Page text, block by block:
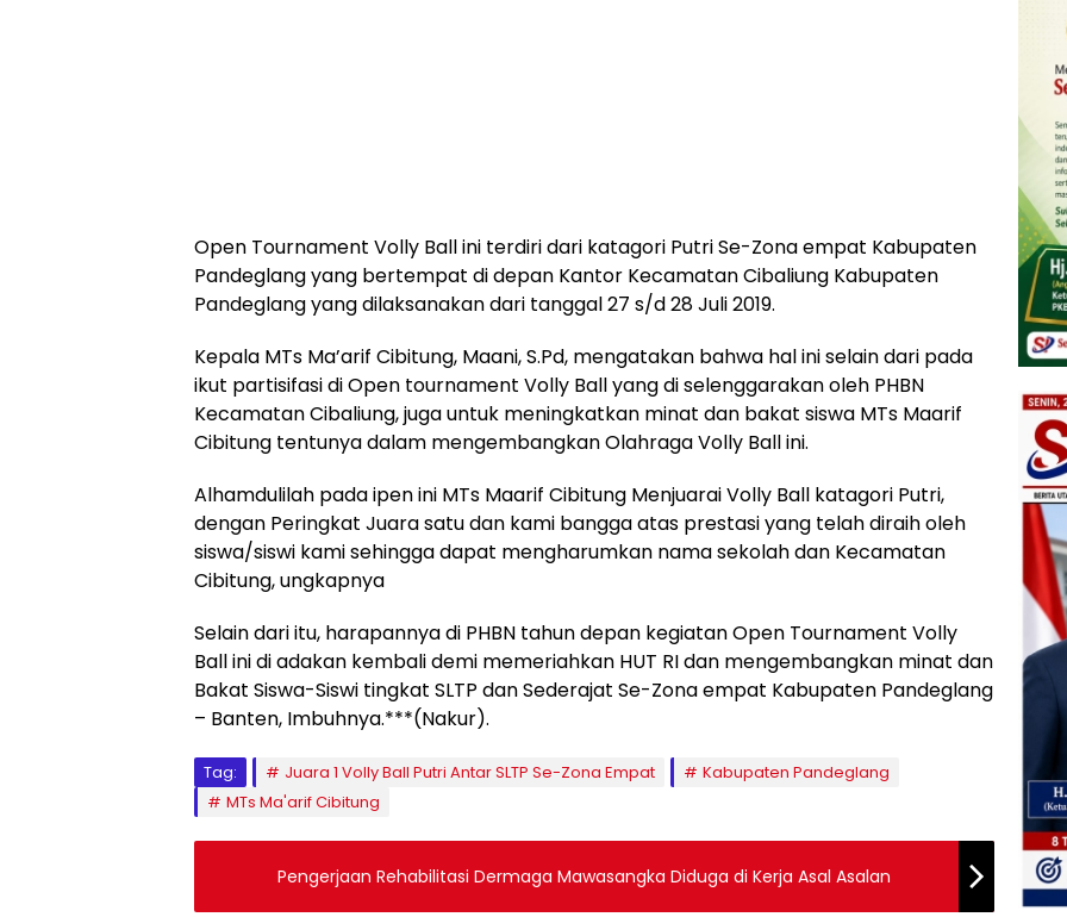
Open Tournament Volly Ball ini terdiri dari katagori Putri Se-Zona empat Kabupaten
Pandeglang yang bertempat di depan Kantor Kecamatan Cibaliung Kabupaten
Pandeglang yang dilaksanakan dari tanggal 27 s/d 28 Juli 2019.
Kepala MTs Ma’arif Cibitung, Maani, S.Pd, mengatakan bahwa hal ini selain dari pada
ikut partisifasi di Open tournament Volly Ball yang di selenggarakan oleh PHBN
Kecamatan Cibaliung, juga untuk meningkatkan minat dan bakat siswa MTs Maarif
Cibitung tentunya dalam mengembangkan Olahraga Volly Ball ini.
Alhamdulilah pada ipen ini MTs Maarif Cibitung Menjuarai Volly Ball katagori Putri,
dengan Peringkat Juara satu dan kami bangga atas prestasi yang telah diraih oleh
siswa/siswi kami sehingga dapat mengharumkan nama sekolah dan Kecamatan
Cibitung, ungkapnya
Selain dari itu, harapannya di PHBN tahun depan kegiatan Open Tournament Volly
Ball ini di adakan kembali demi memeriahkan HUT RI dan mengembangkan minat dan
Bakat Siswa-Siswi tingkat SLTP dan Sederajat Se-Zona empat Kabupaten Pandeglang
– Banten, Imbuhnya.***(Nakur).
Tag: Juara 1 Volly Ball Putri Antar SLTP Se-Zona Empat
Kabupaten Pandeglang
MTs Ma'arif Cibitung
Pengerjaan Rehabilitasi Dermaga Mawasangka Diduga di Kerja Asal Asalan